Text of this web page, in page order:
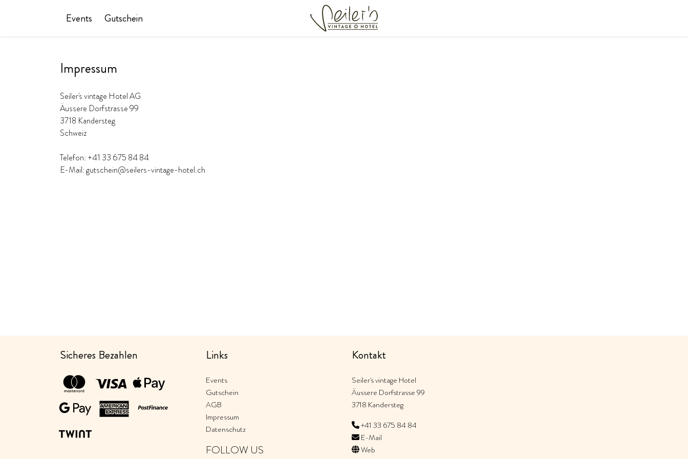
Events Gutschein
Impressum
Seiler's vintage Hotel AG
Äussere Dorfstrasse 99
3718 Kandersteg
Schweiz
Telefon: +41 33 675 84 84
E-Mail: gutschein@seilers-vintage-hotel.ch
Sicheres Bezahlen Links
Events
Gutschein
AGB
Impressum
Datenschutz
FOLLOW US
Kontakt
Seiler's vintage Hotel
Äussere Dorfstrasse 99
3718 Kandersteg
+41 33 675 84 84
E-Mail
Web